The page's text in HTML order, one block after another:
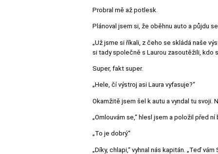
Probral mě až potlesk.
Plánoval jsem si, že oběhnu auto a půjdu
„Už jsme si říkali, z čeho se skládá naše
si tady společně s Laurou zasoutěžili, kdo
Super, fakt super.
„Hele, čí výstroj asi Laura vyfasuje?“
Okamžitě jsem šel k autu a vyndal tu
„Omlouvám se,“ hlesl jsem a položil před
„To je dobrý.“
„Díky, chlapi,“ vyhnal nás kapitán. „Teď